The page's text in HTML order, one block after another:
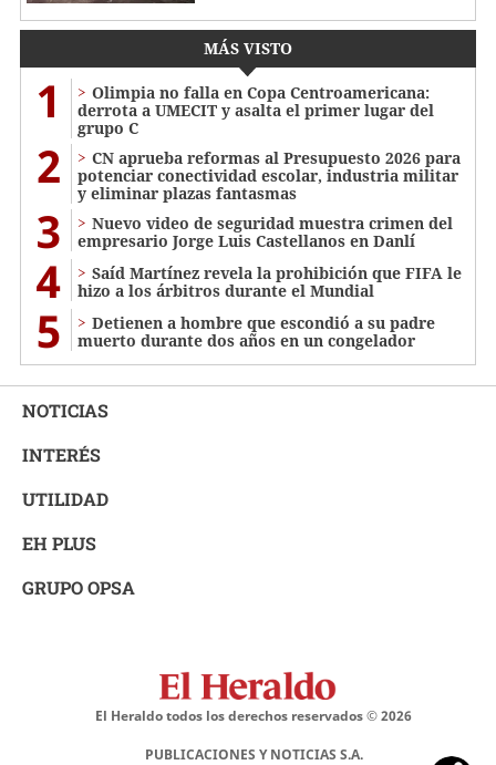
MÁS VISTO
1
Olimpia no falla en Copa Centroamericana:
derrota a UMECIT y asalta el primer lugar del
grupo C
2
CN aprueba reformas al Presupuesto 2026 para
potenciar conectividad escolar, industria militar
y eliminar plazas fantasmas
3
Nuevo video de seguridad muestra crimen del
empresario Jorge Luis Castellanos en Danlí
4
Saíd Martínez revela la prohibición que FIFA le
hizo a los árbitros durante el Mundial
5
Detienen a hombre que escondió a su padre
muerto durante dos años en un congelador
NOTICIAS
INTERÉS
UTILIDAD
EH PLUS
GRUPO OPSA
El Heraldo todos los derechos reservados ©2026
PUBLICACIONES Y NOTICIAS S.A.